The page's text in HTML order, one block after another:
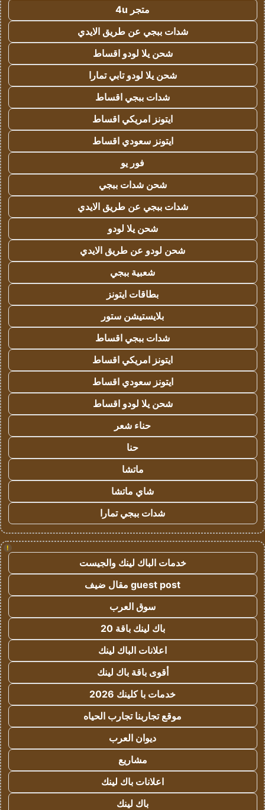
متجر 4u
شدات ببجي عن طريق الايدي
شحن يلا لودو اقساط
شحن يلا لودو تابي تمارا
شدات ببجي اقساط
ايتونز امريكي اقساط
ايتونز سعودي اقساط
فور يو
شحن شدات ببجي
شدات ببجي عن طريق الايدي
شحن يلا لودو
شحن لودو عن طريق الايدي
شعبية ببجي
بطاقات ايتونز
بلايستيشن ستور
شدات ببجي اقساط
ايتونز امريكي اقساط
ايتونز سعودي اقساط
شحن يلا لودو اقساط
حناء شعر
حنا
ماتشا
شاي ماتشا
شدات ببجي تمارا
!
خدمات الباك لينك والجيست
guest post مقال ضيف
سوق العرب
باك لينك باقة 20
اعلانات الباك لينك
أقوى باقة باك لينك
خدمات با كلينك 2026
موقع تجاربنا تجارب الحياه
ديوان العرب
مشاريع
اعلانات باك لينك
باك لينك